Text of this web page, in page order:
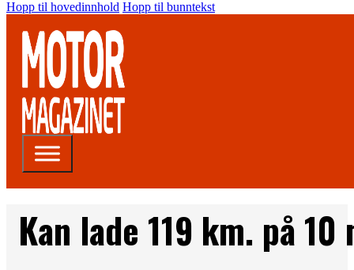
Hopp til hovedinnhold Hopp til bunntekst
Kan lade 119 km. på